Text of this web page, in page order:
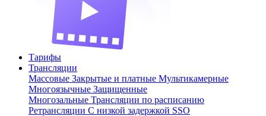
Тарифы
Трансляции
Массовые Закрытые и платные Мультикамерные
Многоязычные Защищенные
Многозальные Трансляции по расписанию
Ретрансляции С низкой задержкой SSO